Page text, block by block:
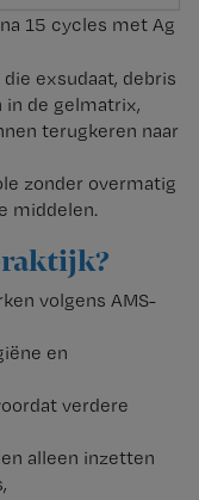
15 cycles met Ag
die exsudaat, debris
in de gelmatrix,
terugkeren naar
zonder overmatig
middelen.
volgens AMS-
en
verdere
alleen inzetten